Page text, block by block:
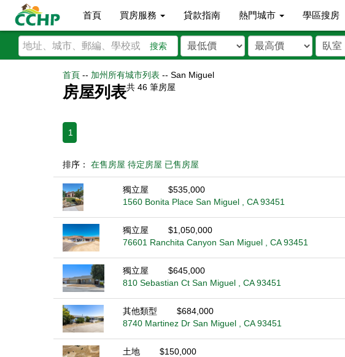
首頁 買房服務 貸款指南 熱門城市 學區搜房
搜索
首頁 -- 加州所有城市列表 -- San Miguel
房屋列表共 46 筆房屋
1
排序： 在售房屋 待定房屋 已售房屋
獨立屋
$535,000
1560 Bonita Place San Miguel , CA 93451
獨立屋
$1,050,000
76601 Ranchita Canyon San Miguel , CA 93451
獨立屋
$645,000
810 Sebastian Ct San Miguel , CA 93451
其他類型
$684,000
8740 Martinez Dr San Miguel , CA 93451
土地
$150,000